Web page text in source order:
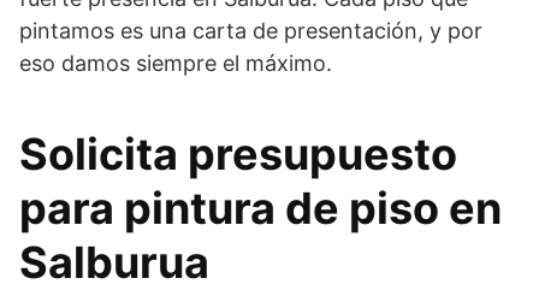
pintamos es una carta de presentación, y por
eso damos siempre el máximo.
Solicita presupuesto
para pintura de piso en
Salburua